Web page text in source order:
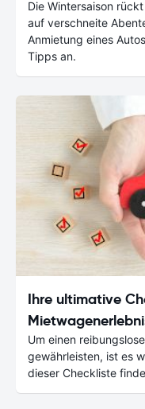
Die Wintersaison
auf verschneite
Anmietung eines
Tipps an.
Ihre ultimative
Um einen
gewährleisten, ist es
dieser Checkliste